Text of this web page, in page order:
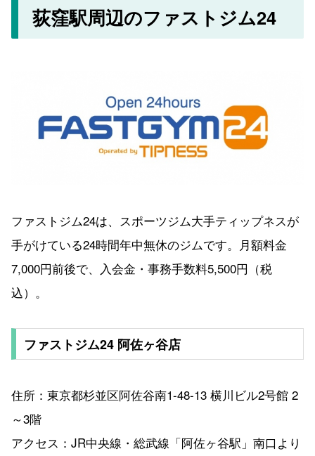
荻窪駅周辺のファストジム24
ファストジム24は、スポーツジム大手ティップネスが
手がけている24時間年中無休のジムです。月額料金
7,000円前後で、入会金・事務手数料5,500円（税
込）。
ファストジム24 阿佐ヶ谷店
住所：東京都杉並区阿佐谷南1-48-13 横川ビル2号館 2
～3階
アクセス：JR中央線・総武線「阿佐ヶ谷駅」南口より